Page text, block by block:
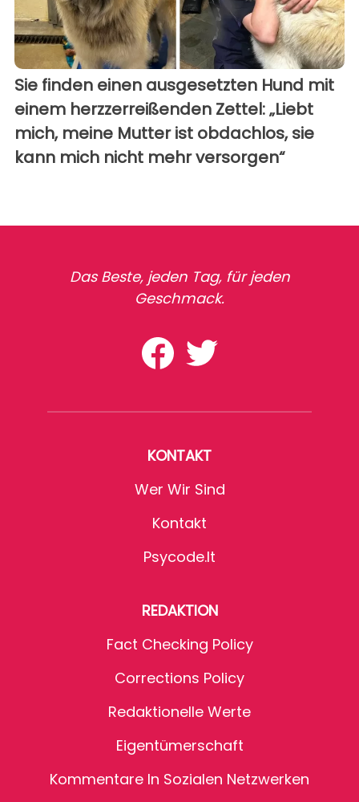
Sie finden einen ausgesetzten Hund mit
einem herzzerreißenden Zettel: „Liebt
mich, meine Mutter ist obdachlos, sie
kann mich nicht mehr versorgen“
Das Beste, jeden Tag, für jeden
Geschmack.
KONTAKT
Wer Wir Sind
Kontakt
Psycode.it
REDAKTION
Fact Checking Policy
Corrections Policy
Redaktionelle Werte
Eigentümerschaft
Kommentare In Sozialen Netzwerken